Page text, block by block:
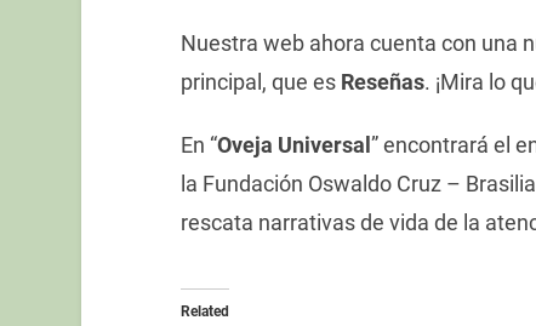
Nuestra web ahora cuenta con una
principal, que es Reseñas. ¡Mira lo
En “Oveja Universal ” encontrará el
la Fundación Oswaldo Cruz –
rescata narrativas de vida de la
Related